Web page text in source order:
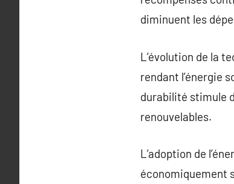
diminuent les
L’évolution de la
rendant l’énergie
durabilité stimule
renouvelables.
L’adoption de
économiquement